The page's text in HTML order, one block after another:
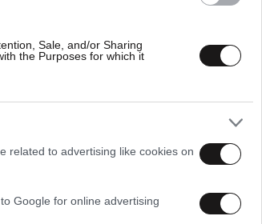
Sale, and/or Sharing
the Purposes for which it
related to advertising like cookies on
Google for online advertising
που αγωνίζεται στα
σε 13 αγώνες
σε 15 αγώνες
σε 15 αγώνες
σε 12 αγώνες
αγώνες